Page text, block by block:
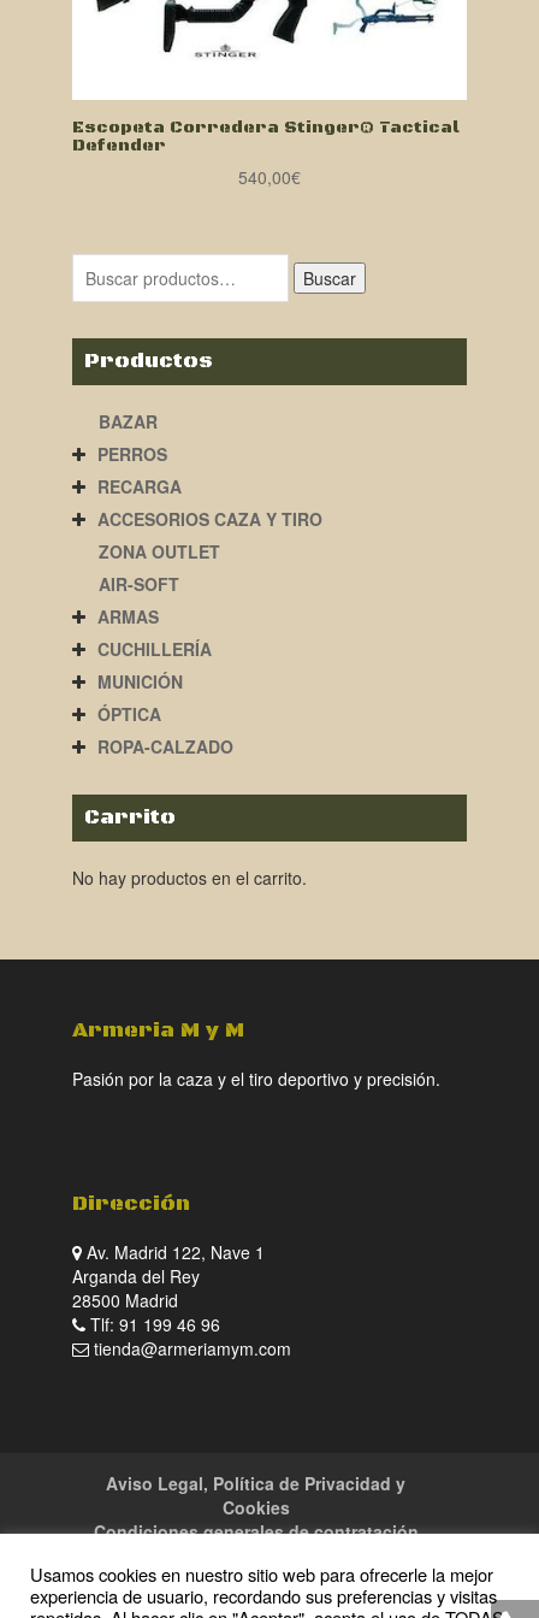
Escopeta Corredera Stinger® Tactical
Defender
540,00€
Buscar
Productos
BAZAR
PERROS
RECARGA
ACCESORIOS CAZA Y TIRO
ZONA OUTLET
AIR-SOFT
ARMAS
CUCHILLERÍA
MUNICIÓN
ÓPTICA
ROPA-CALZADO
Carrito
No hay productos en el carrito.
Armeria M y M
Pasión por la caza y el tiro deportivo y precisión.
Dirección
Av. Madrid 122, Nave 1
Arganda del Rey
28500 Madrid
Tlf: 91 199 46 96
tienda@armeriamym.com
Aviso Legal, Política de Privacidad y
Cookies
Condiciones generales de contratación
Usamos cookies en nuestro sitio web para ofrecerle la mejor
experiencia de usuario, recordando sus preferencias y visitas